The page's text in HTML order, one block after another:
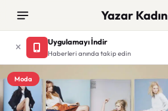
Yazar Kadın
Uygulamayı İndir
Haberleri anında takip edin
Moda